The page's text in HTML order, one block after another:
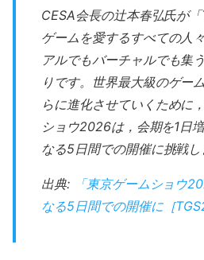
CESA会長の辻本春弘氏が
ゲームを愛するすべての人
アルでもバーチャルでも集
りです。世界最大級のゲー
らに進化させていくために
ショウ2026は，会期を1日
なる5日間での開催に挑戦し
出典:
「東京ゲームショウ
なる5日間での開催に［